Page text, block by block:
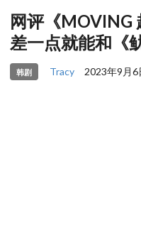
网评《MOVING
差一点就能和《
韩剧 Tracy 2023年9月6